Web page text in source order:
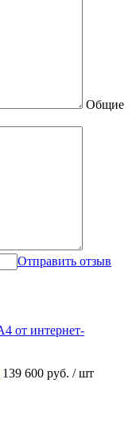
Общие
Отправить отзыв
139 600 руб. / шт